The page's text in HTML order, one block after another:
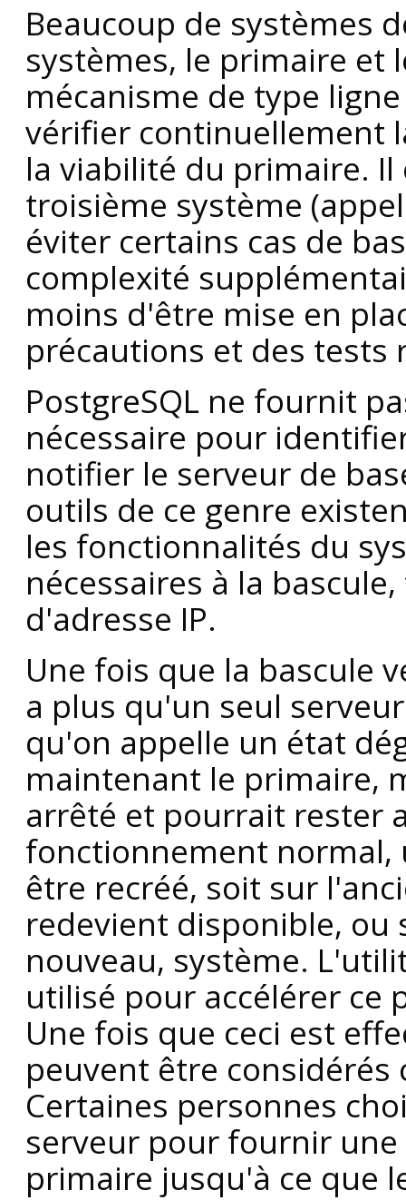
Beaucoup de systèmes
systèmes, le primaire et
mécanisme de type
vérifier continuellement
la viabilité du primaire.
troisième système
éviter certains cas de
complexité
moins d'être mise en
précautions et des tests
PostgreSQL ne fournit
nécessaire pour
notifier le serveur de
outils de ce genre
les fonctionnalités du
nécessaires à la
d'adresse IP.
Une fois que la bascule
a plus qu'un seul
qu'on appelle un état
maintenant le primaire,
arrêté et pourrait rester
fonctionnement normal,
être recréé, soit sur
redevient disponible,
nouveau, système.
utilisé pour accélérer ce
Une fois que ceci est
peuvent être considérés
Certaines personnes
serveur pour fournir
primaire jusqu'à ce que